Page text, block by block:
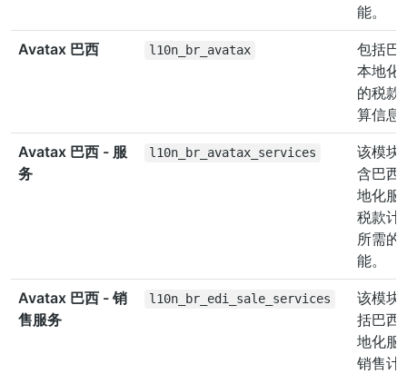
能。
Avatax 巴西 l10n_br_avatax
包括巴
本地化
的税款
算信息
Avatax 巴西 - 服
务
l10n_br_avatax_services
该模块
含巴西
地化服
税款计
所需的
能。
Avatax 巴西 - 销
售服务
l10n_br_edi_sale_services
该模块
括巴西
地化服
销售计